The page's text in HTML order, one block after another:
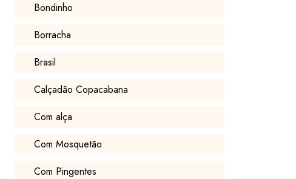
Bondinho
Borracha
Brasil
Calçadão Copacabana
Com alça
Com Mosquetão
Com Pingentes